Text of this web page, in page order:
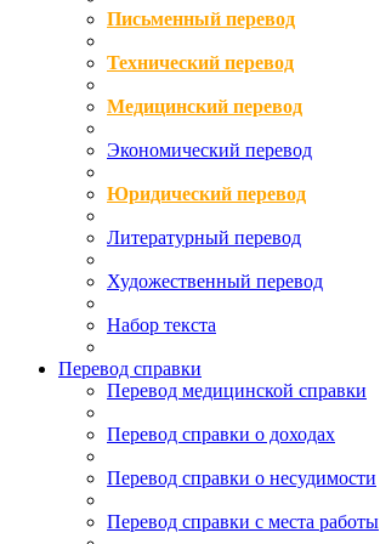
Письменный перевод
Технический перевод
Медицинский перевод
Экономический перевод
Юридический перевод
Литературный перевод
Художественный перевод
Набор текста
Перевод справки
Перевод медицинской справки
Перевод справки о доходах
Перевод справки о несудимости
Перевод справки с места работы